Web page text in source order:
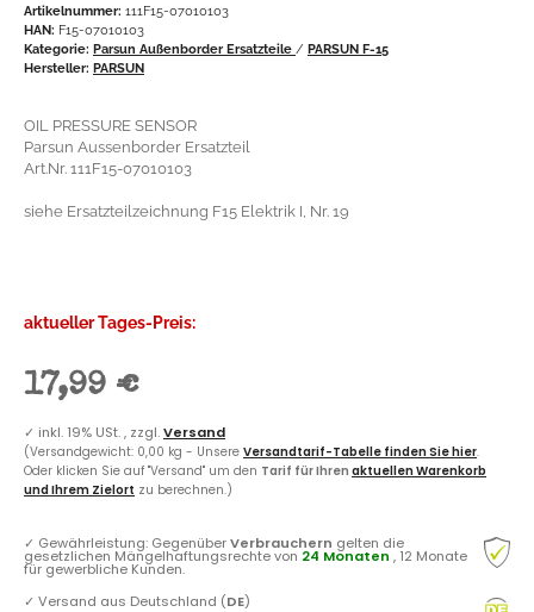
Artikelnummer: 111F15-07010103
HAN: F15-07010103
Kategorie: Parsun Außenborder Ersatzteile / PARSUN F-15
Hersteller: PARSUN
OIL PRESSURE SENSOR
Parsun Aussenborder Ersatzteil
Art.Nr. 111F15-07010103
siehe Ersatzteilzeichnung F15 Elektrik I, Nr. 19
aktueller Tages-Preis:
17,99 €
✓ inkl. 19% USt. , zzgl.Versand
(Versandgewicht: 0,00 kg - Unsere Versandtarif-Tabelle finden Sie hier.
Oder klicken Sie auf "Versand" um den Tarif für Ihren aktuellen Warenkorb
und Ihrem Zielort zu berechnen.)
✓ Gewährleistung: GegenüberVerbrauchern gelten die
gesetzlichen Mängelhaftungsrechte von 24 Monaten , 12 Monate
für gewerbliche Kunden.
✓ Versand aus Deutschland (DE)